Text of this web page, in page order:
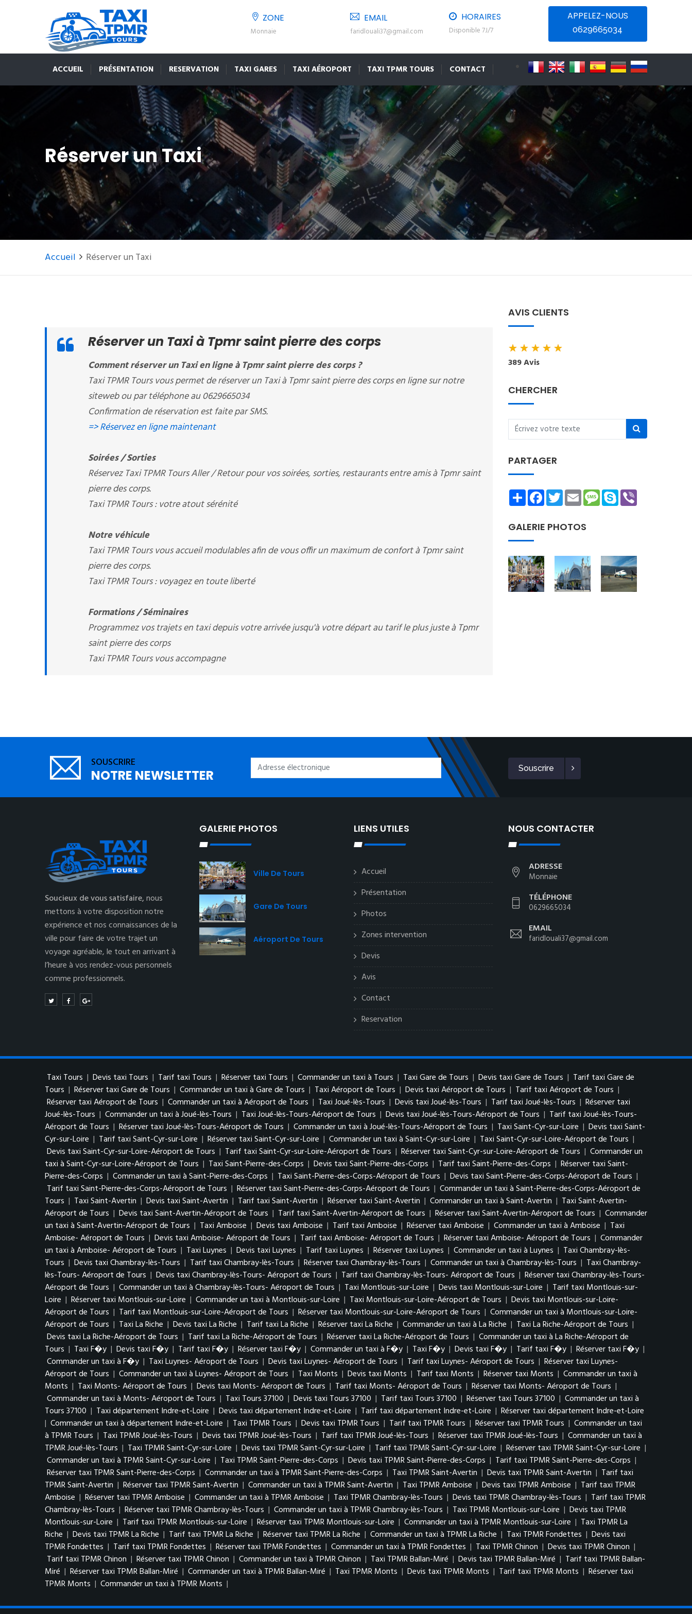
ZONE
Monnaie
EMAIL
faridlouali37@gmail.com
HORAIRES
Disponible 7J/7
APPELEZ-NOUS
0629665034
ACCUEIL PRÉSENTATION RESERVATION TAXI GARES TAXI AÉROPORT TAXI TPMR TOURS CONTACT
Réserver un Taxi
Accueil Réserver un Taxi
Réserver un Taxi à Tpmr saint pierre des corps
Comment réserver un Taxi en ligne à Tpmr saint pierre des corps ?
Taxi TPMR Tours vous permet de réserver un Taxi à Tpmr saint pierre des corps en ligne sur notre
siteweb ou par téléphone au 0629665034
Confirmation de réservation est faite par SMS.
=> Réservez en ligne maintenant
Soirées / Sorties
Réservez Taxi TPMR Tours Aller / Retour pour vos soirées, sorties, restaurants entre amis à Tpmr saint
pierre des corps.
Taxi TPMR Tours : votre atout sérénité
Notre véhicule
Taxi TPMR Tours vous accueil modulables afin de vous offir un maximum de confort à Tpmr saint
pierre des corps.
Taxi TPMR Tours : voyagez en toute liberté
Formations / Séminaires
Programmez vos trajets en taxi depuis votre arrivée jusqu'à votre départ au tarif le plus juste à Tpmr
saint pierre des corps
Taxi TPMR Tours vous accompagne
AVIS CLIENTS
★★★★★
389 Avis
CHERCHER
PARTAGER
ShareFacebookTwitterEmailMessage
Skype
GALERIE PHOTOS
SOUSCRIRE
NOTRE NEWSLETTER Souscrire
Soucieux de vous satisfaire,nous
mettons à votre disposition notre
expérience et nos connaissances de la
ville pour faire de votre trajet un
voyage agréable, le tout en arrivant à
l’heure à vos rendez-vous personnels
comme professionnels.
GALERIE PHOTOS
Ville De Tours
Gare De Tours
Aéroport De Tours
LIENS UTILES
Accueil
Présentation
Photos
Zones intervention
Devis
Avis
Contact
Reservation
NOUS CONTACTER
ADRESSE
Monnaie
TÉLÉPHONE
0629665034
EMAIL
faridlouali37@gmail.com
Taxi Tours | Devis taxi Tours | Tarif taxi Tours | Réserver taxi Tours | Commander un taxi à Tours | Taxi Gare de Tours | Devis taxi Gare de Tours | Tarif taxi Gare de
Tours | Réserver taxi Gare de Tours | Commander un taxi à Gare de Tours | Taxi Aéroport de Tours | Devis taxi Aéroport de Tours | Tarif taxi Aéroport de Tours |
Réserver taxi Aéroport de Tours | Commander un taxi à Aéroport de Tours | Taxi Joué-lès-Tours | Devis taxi Joué-lès-Tours | Tarif taxi Joué-lès-Tours | Réserver taxi
Joué-lès-Tours | Commander un taxi à Joué-lès-Tours | Taxi Joué-lès-Tours-Aéroport de Tours | Devis taxi Joué-lès-Tours-Aéroport de Tours | Tarif taxi Joué-lès-Tours-
Aéroport de Tours | Réserver taxi Joué-lès-Tours-Aéroport de Tours | Commander un taxi à Joué-lès-Tours-Aéroport de Tours | Taxi Saint-Cyr-sur-Loire | Devis taxi Saint-
Cyr-sur-Loire | Tarif taxi Saint-Cyr-sur-Loire | Réserver taxi Saint-Cyr-sur-Loire | Commander un taxi à Saint-Cyr-sur-Loire | Taxi Saint-Cyr-sur-Loire-Aéroport de Tours |
Devis taxi Saint-Cyr-sur-Loire-Aéroport de Tours | Tarif taxi Saint-Cyr-sur-Loire-Aéroport de Tours | Réserver taxi Saint-Cyr-sur-Loire-Aéroport de Tours | Commander un
taxi à Saint-Cyr-sur-Loire-Aéroport de Tours | Taxi Saint-Pierre-des-Corps | Devis taxi Saint-Pierre-des-Corps | Tarif taxi Saint-Pierre-des-Corps | Réserver taxi Saint-
Pierre-des-Corps | Commander un taxi à Saint-Pierre-des-Corps | Taxi Saint-Pierre-des-Corps-Aéroport de Tours | Devis taxi Saint-Pierre-des-Corps-Aéroport de Tours |
Tarif taxi Saint-Pierre-des-Corps-Aéroport de Tours | Réserver taxi Saint-Pierre-des-Corps-Aéroport de Tours | Commander un taxi à Saint-Pierre-des-Corps-Aéroport de
Tours | Taxi Saint-Avertin | Devis taxi Saint-Avertin | Tarif taxi Saint-Avertin | Réserver taxi Saint-Avertin | Commander un taxi à Saint-Avertin | Taxi Saint-Avertin-
Aéroport de Tours | Devis taxi Saint-Avertin-Aéroport de Tours | Tarif taxi Saint-Avertin-Aéroport de Tours | Réserver taxi Saint-Avertin-Aéroport de Tours | Commander
un taxi à Saint-Avertin-Aéroport de Tours | Taxi Amboise | Devis taxi Amboise | Tarif taxi Amboise | Réserver taxi Amboise | Commander un taxi à Amboise | Taxi
Amboise- Aéroport de Tours | Devis taxi Amboise- Aéroport de Tours | Tarif taxi Amboise- Aéroport de Tours | Réserver taxi Amboise- Aéroport de Tours | Commander
un taxi à Amboise- Aéroport de Tours | Taxi Luynes | Devis taxi Luynes | Tarif taxi Luynes | Réserver taxi Luynes | Commander un taxi à Luynes | Taxi Chambray-lès-
Tours | Devis taxi Chambray-lès-Tours | Tarif taxi Chambray-lès-Tours | Réserver taxi Chambray-lès-Tours | Commander un taxi à Chambray-lès-Tours | Taxi Chambray-
lès-Tours- Aéroport de Tours | Devis taxi Chambray-lès-Tours- Aéroport de Tours | Tarif taxi Chambray-lès-Tours- Aéroport de Tours | Réserver taxi Chambray-lès-Tours-
Aéroport de Tours | Commander un taxi à Chambray-lès-Tours- Aéroport de Tours | Taxi Montlouis-sur-Loire | Devis taxi Montlouis-sur-Loire | Tarif taxi Montlouis-sur-
Loire | Réserver taxi Montlouis-sur-Loire | Commander un taxi à Montlouis-sur-Loire | Taxi Montlouis-sur-Loire-Aéroport de Tours | Devis taxi Montlouis-sur-Loire-
Aéroport de Tours | Tarif taxi Montlouis-sur-Loire-Aéroport de Tours | Réserver taxi Montlouis-sur-Loire-Aéroport de Tours | Commander un taxi à Montlouis-sur-Loire-
Aéroport de Tours | Taxi La Riche | Devis taxi La Riche | Tarif taxi La Riche | Réserver taxi La Riche | Commander un taxi à La Riche | Taxi La Riche-Aéroport de Tours |
Devis taxi La Riche-Aéroport de Tours | Tarif taxi La Riche-Aéroport de Tours | Réserver taxi La Riche-Aéroport de Tours | Commander un taxi à La Riche-Aéroport de
Tours | Taxi F�y | Devis taxi F�y | Tarif taxi F�y | Réserver taxi F�y | Commander un taxi à F�y | Taxi F�y | Devis taxi F�y | Tarif taxi F�y | Réserver taxi F�y |
Commander un taxi à F�y | Taxi Luynes- Aéroport de Tours | Devis taxi Luynes- Aéroport de Tours | Tarif taxi Luynes- Aéroport de Tours | Réserver taxi Luynes-
Aéroport de Tours | Commander un taxi à Luynes- Aéroport de Tours | Taxi Monts | Devis taxi Monts | Tarif taxi Monts | Réserver taxi Monts | Commander un taxi à
Monts | Taxi Monts- Aéroport de Tours | Devis taxi Monts- Aéroport de Tours | Tarif taxi Monts- Aéroport de Tours | Réserver taxi Monts- Aéroport de Tours |
Commander un taxi à Monts- Aéroport de Tours | Taxi Tours 37100 | Devis taxi Tours 37100 | Tarif taxi Tours 37100 | Réserver taxi Tours 37100 | Commander un taxi à
Tours 37100 | Taxi département Indre-et-Loire | Devis taxi département Indre-et-Loire | Tarif taxi département Indre-et-Loire | Réserver taxi département Indre-et-Loire
| Commander un taxi à département Indre-et-Loire | Taxi TPMR Tours | Devis taxi TPMR Tours | Tarif taxi TPMR Tours | Réserver taxi TPMR Tours | Commander un taxi
à TPMR Tours | Taxi TPMR Joué-lès-Tours | Devis taxi TPMR Joué-lès-Tours | Tarif taxi TPMR Joué-lès-Tours | Réserver taxi TPMR Joué-lès-Tours | Commander un taxi à
TPMR Joué-lès-Tours | Taxi TPMR Saint-Cyr-sur-Loire | Devis taxi TPMR Saint-Cyr-sur-Loire | Tarif taxi TPMR Saint-Cyr-sur-Loire | Réserver taxi TPMR Saint-Cyr-sur-Loire |
Commander un taxi à TPMR Saint-Cyr-sur-Loire | Taxi TPMR Saint-Pierre-des-Corps | Devis taxi TPMR Saint-Pierre-des-Corps | Tarif taxi TPMR Saint-Pierre-des-Corps |
Réserver taxi TPMR Saint-Pierre-des-Corps | Commander un taxi à TPMR Saint-Pierre-des-Corps | Taxi TPMR Saint-Avertin | Devis taxi TPMR Saint-Avertin | Tarif taxi
TPMR Saint-Avertin | Réserver taxi TPMR Saint-Avertin | Commander un taxi à TPMR Saint-Avertin | Taxi TPMR Amboise | Devis taxi TPMR Amboise | Tarif taxi TPMR
Amboise | Réserver taxi TPMR Amboise | Commander un taxi à TPMR Amboise | Taxi TPMR Chambray-lès-Tours | Devis taxi TPMR Chambray-lès-Tours | Tarif taxi TPMR
Chambray-lès-Tours | Réserver taxi TPMR Chambray-lès-Tours | Commander un taxi à TPMR Chambray-lès-Tours | Taxi TPMR Montlouis-sur-Loire | Devis taxi TPMR
Montlouis-sur-Loire | Tarif taxi TPMR Montlouis-sur-Loire | Réserver taxi TPMR Montlouis-sur-Loire | Commander un taxi à TPMR Montlouis-sur-Loire | Taxi TPMR La
Riche | Devis taxi TPMR La Riche | Tarif taxi TPMR La Riche | Réserver taxi TPMR La Riche | Commander un taxi à TPMR La Riche | Taxi TPMR Fondettes | Devis taxi
TPMR Fondettes | Tarif taxi TPMR Fondettes | Réserver taxi TPMR Fondettes | Commander un taxi à TPMR Fondettes | Taxi TPMR Chinon | Devis taxi TPMR Chinon |
Tarif taxi TPMR Chinon | Réserver taxi TPMR Chinon | Commander un taxi à TPMR Chinon | Taxi TPMR Ballan-Miré | Devis taxi TPMR Ballan-Miré | Tarif taxi TPMR Ballan-
Miré | Réserver taxi TPMR Ballan-Miré | Commander un taxi à TPMR Ballan-Miré | Taxi TPMR Monts | Devis taxi TPMR Monts | Tarif taxi TPMR Monts | Réserver taxi
TPMR Monts | Commander un taxi à TPMR Monts |